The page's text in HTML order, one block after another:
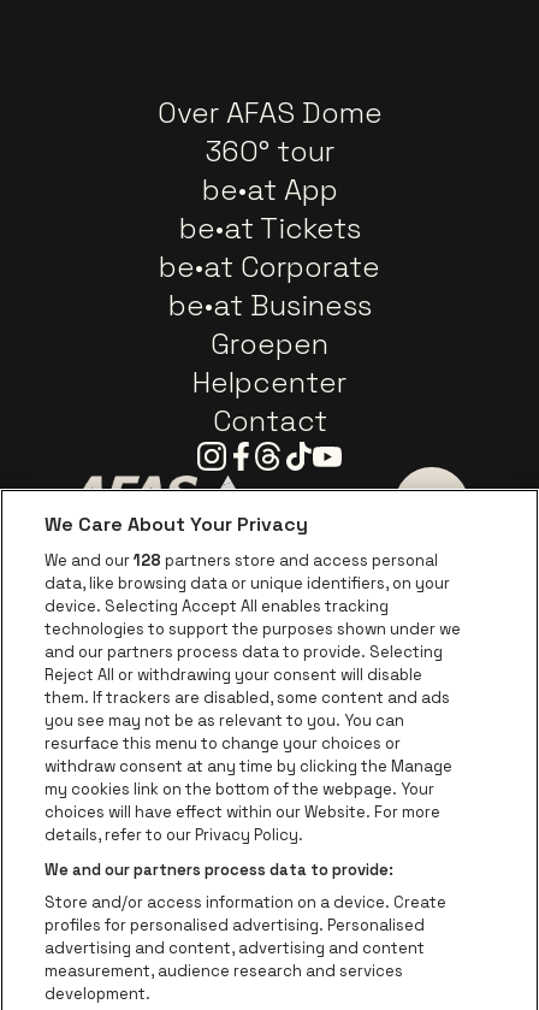
Over AFAS Dome
360° tour
be•at App
be•at Tickets
be•at Corporate
be•at Business
Groepen
Helpcenter
Contact
Instagram
Facebook
Threads
TiktokYoutube
Ga naar
Ga naar de website van Europcar
Ga naar de
Ga naar de website van Coca-Cola
Ga naar de website van
Ga naar de
Ga naar de website van Champagne
Ga naar de website
Ga naar de website van Het
Ga naar de
AFAS Dome is een deel van be•at
AFAS Dome
Schijnpoortweg 119, 2170 Antwerpen
Be-At Venues
Schijnpoortweg 119, 2170 Antwerpen
BTW (BE) 0461.051.688 - RPR Antwerpen
BNP Paribas Fortis - IBAN: BE93 2200 4925 0067 - BIC:
We Care About Your Privacy
We and our128 partners store and access personal
data, like browsing data or unique identifiers, on your
device. Selecting Accept All enables tracking
technologies to support the purposes shown under we
and our partners process data to provide. Selecting
Reject All or withdrawing your consent will disable
them. If trackers are disabled, some content and ads
you see may not be as relevant to you. You can
resurface this menu to change your choices or
withdraw consent at any time by clicking the Manage
my cookies link on the bottom of the webpage. Your
choices will have effect within our Website. For more
details, refer to our Privacy Policy.
We and our partners process data to provide:
Store and/or access information on a device. Create
profiles for personalised advertising. Personalised
advertising and content, advertising and content
measurement, audience research and services
development.